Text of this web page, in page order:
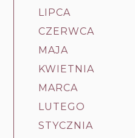
LIPCA
CZERWCA
MAJA
KWIETNIA
MARCA
LUTEGO
STYCZNIA